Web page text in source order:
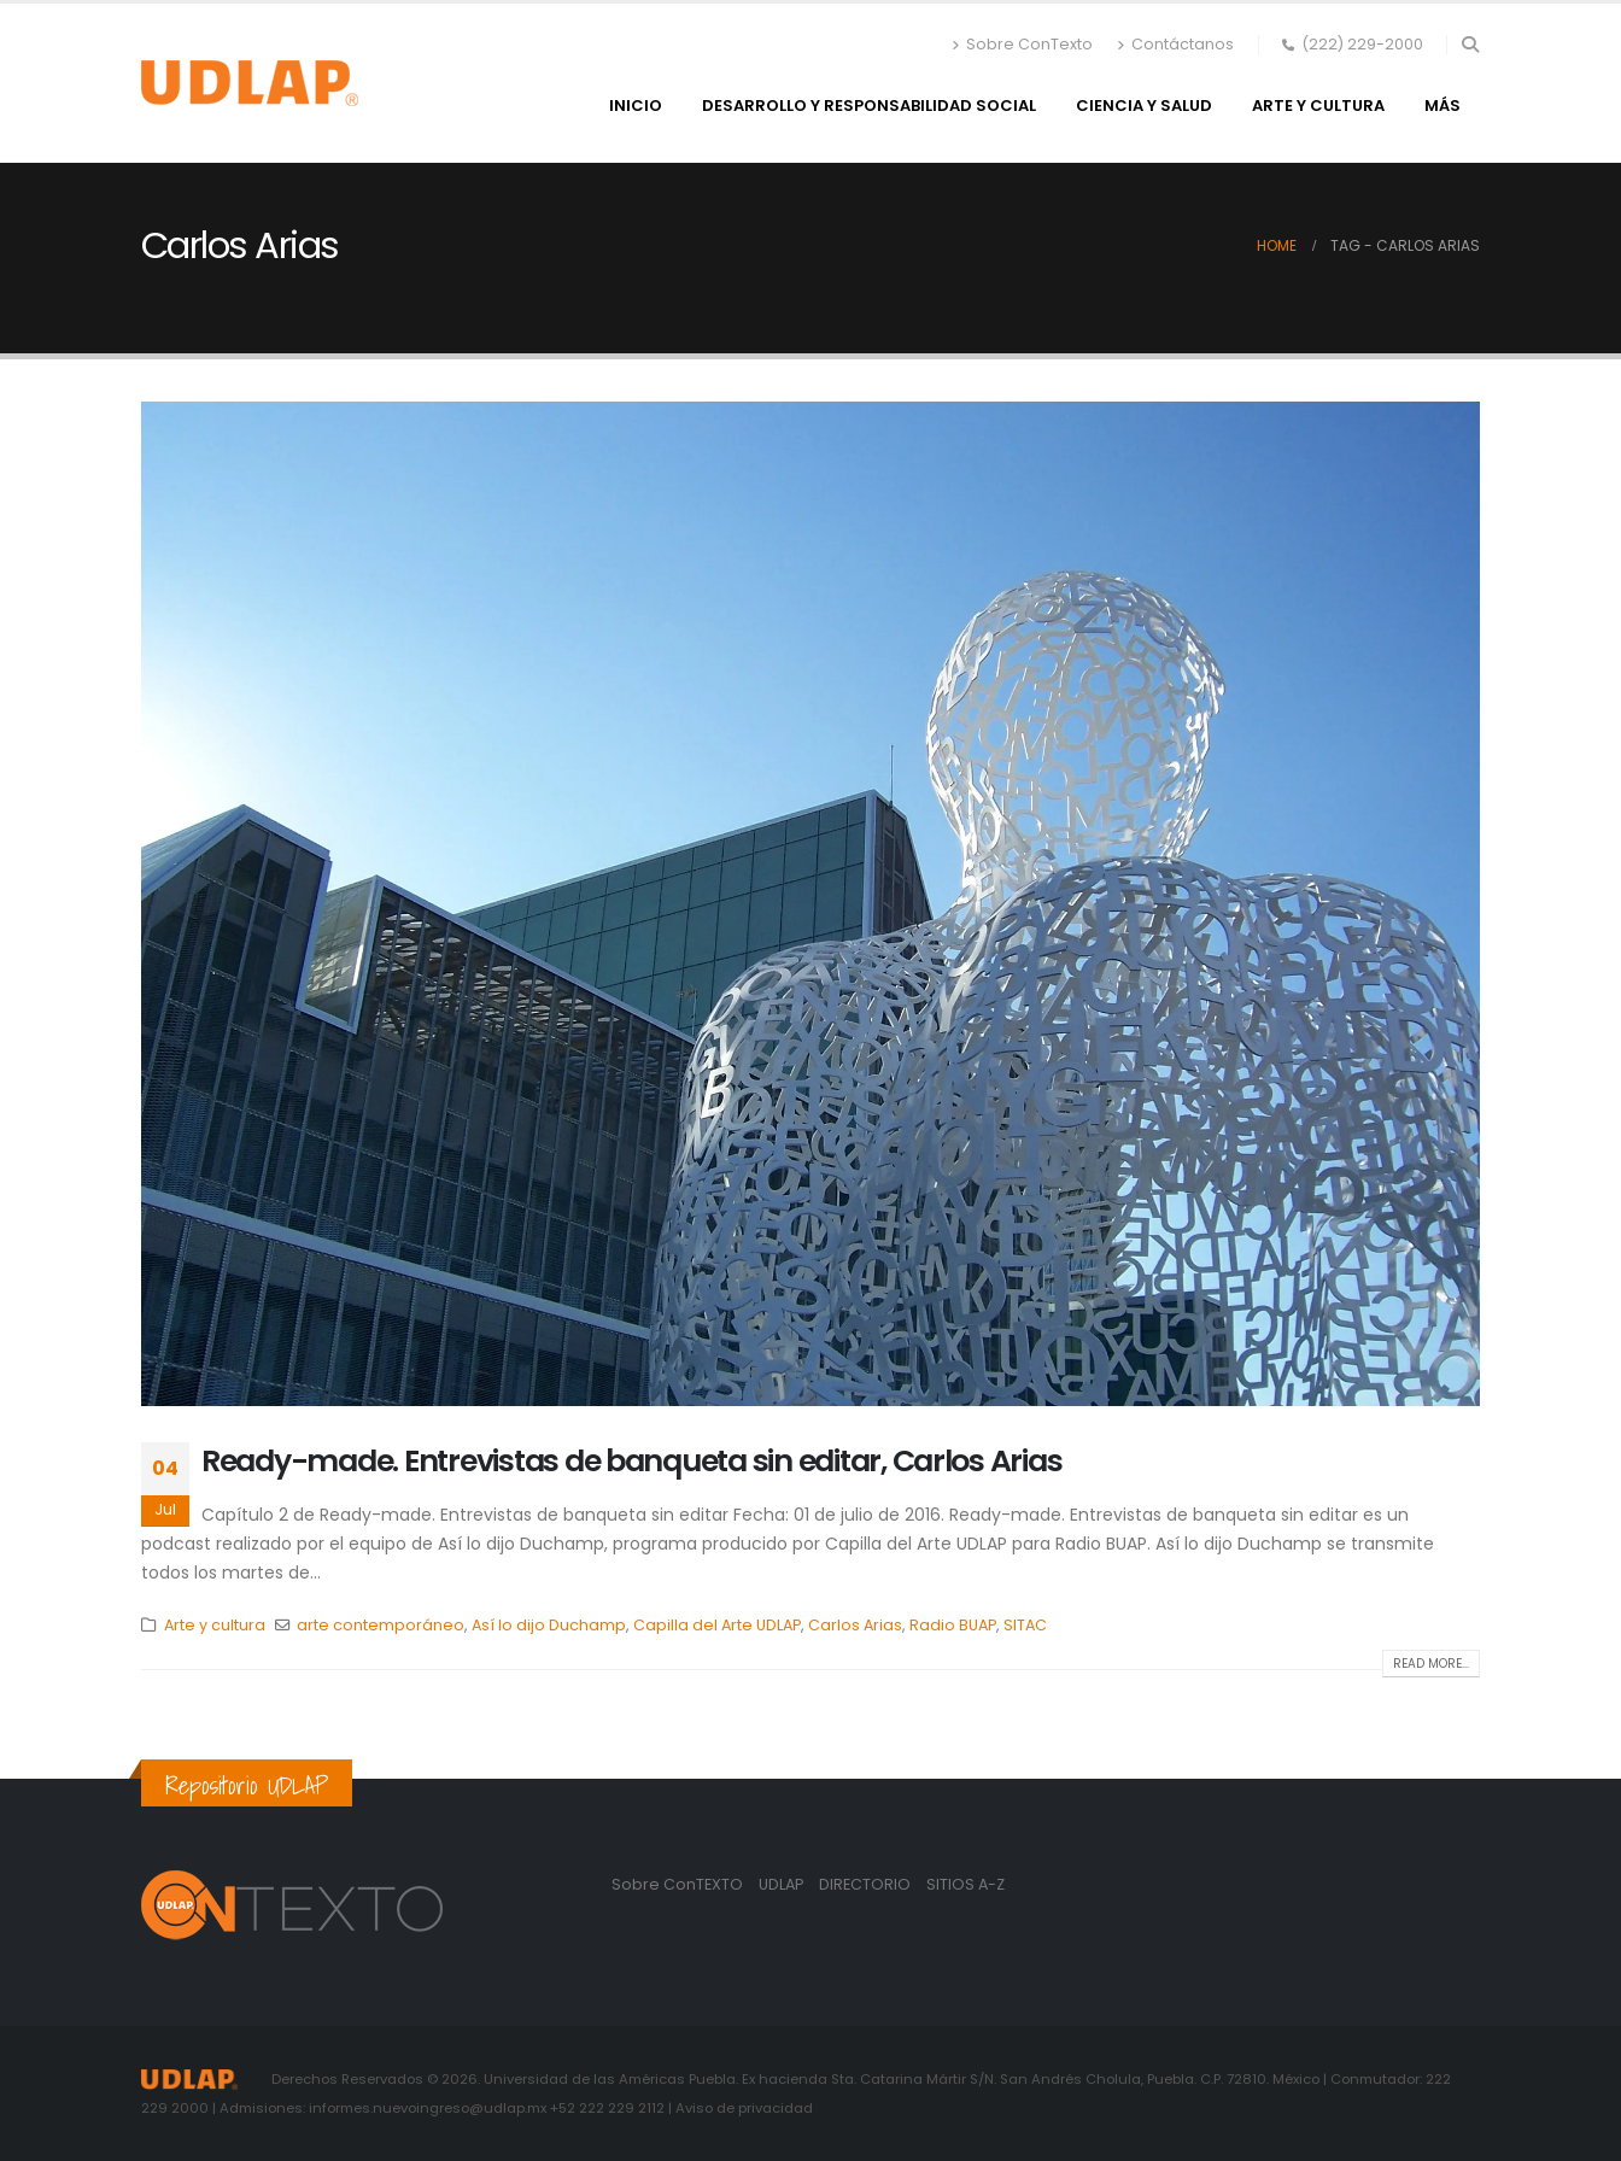
Sobre ConTexto Contáctanos (222) 229-2000
INICIO DESARROLLO Y RESPONSABILIDAD SOCIAL CIENCIA Y SALUD ARTE Y CULTURA MÁS
Carlos Arias HOME TAG - CARLOS ARIAS
04
Jul
Ready-made. Entrevistas de banqueta sin editar, Carlos Arias
Capítulo 2 de Ready-made. Entrevistas de banqueta sin editar Fecha: 01 de julio de 2016. Ready-made. Entrevistas de banqueta sin editar es un
podcast realizado por el equipo de Así lo dijo Duchamp, programa producido por Capilla del Arte UDLAP para Radio BUAP. Así lo dijo Duchamp se transmite
todos los martes de...
Arte y cultura arte contemporáneo,Así lo dijo Duchamp,Capilla del Arte UDLAP,Carlos Arias,Radio BUAP,SITAC
READ MORE...
Repositorio UDLAP
Sobre ConTEXTO UDLAP DIRECTORIO SITIOS A-Z
Derechos Reservados © 2026. Universidad de las Américas Puebla. Ex hacienda Sta. Catarina Mártir S/N. San Andrés Cholula, Puebla. C.P. 72810. México | Conmutador: 222
229 2000 | Admisiones: informes.nuevoingreso@udlap.mx +52 222 229 2112 | Aviso de privacidad